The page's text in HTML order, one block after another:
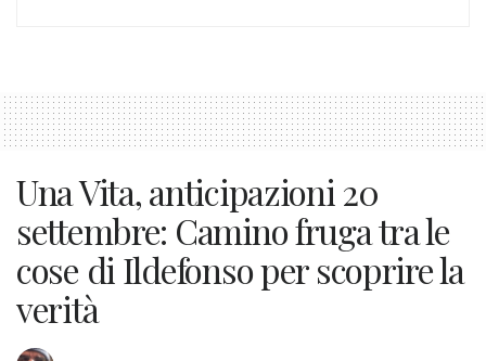
Una Vita, anticipazioni 20
settembre: Camino fruga tra le
cose di Ildefonso per scoprire la
verità